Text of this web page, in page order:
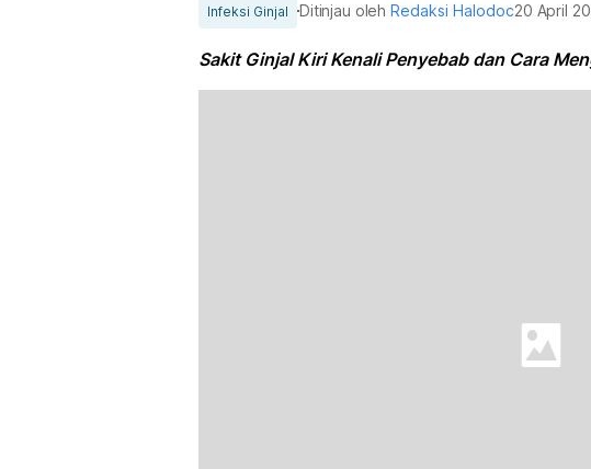
Infeksi Ginjal Ditinjau olehRedaksi Halodoc20 April
Sakit Ginjal Kiri Kenali Penyebab dan Cara